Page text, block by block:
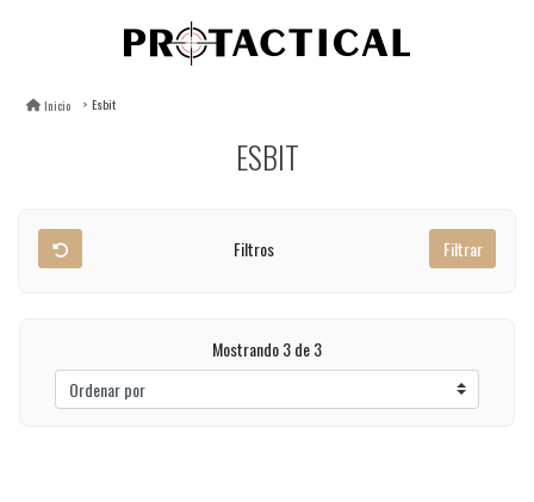
Inicio Esbit
ESBIT
Filtros Filtrar
Mostrando 3 de 3